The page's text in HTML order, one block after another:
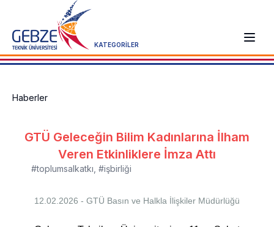
KATEGORİLER
Haberler
GTÜ Geleceğin Bilim Kadınlarına İlham
Veren Etkinliklere İmza Attı
#toplumsalkatkı #işbirliği
12.02.2026 - GTÜ Basın ve Halkla İlişkiler Müdürlüğü